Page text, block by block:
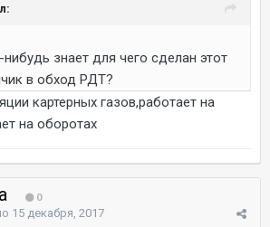
знает для чего сделан этот
в обход РДТ?
картерных газов,работает на
на оборотах
0
15 декабря, 2017